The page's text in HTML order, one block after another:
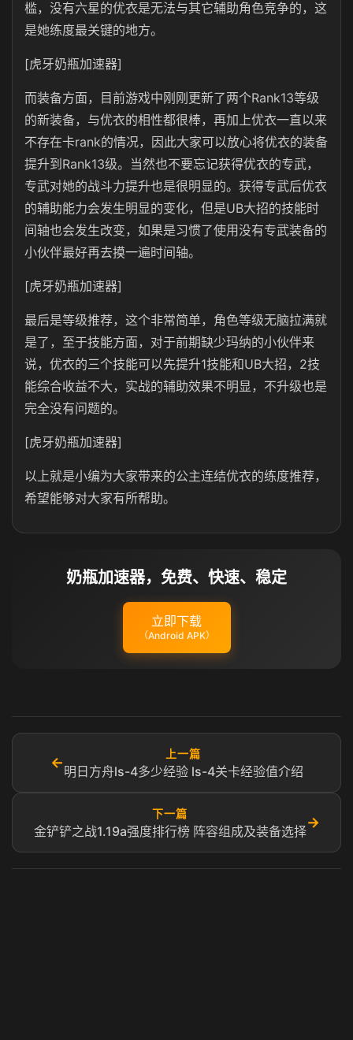
槛，没有六星的优衣是无法与其它辅助角色竞争的，这
是她练度最关键的地方。
[虎牙奶瓶加速器]
而装备方面，目前游戏中刚刚更新了两个Rank13等级
的新装备，与优衣的相性都很棒，再加上优衣一直以来
不存在卡rank的情况，因此大家可以放心将优衣的装备
提升到Rank13级。当然也不要忘记获得优衣的专武，
专武对她的战斗力提升也是很明显的。获得专武后优衣
的辅助能力会发生明显的变化，但是UB大招的技能时
间轴也会发生改变，如果是习惯了使用没有专武装备的
小伙伴最好再去摸一遍时间轴。
[虎牙奶瓶加速器]
最后是等级推荐，这个非常简单，角色等级无脑拉满就
是了，至于技能方面，对于前期缺少玛纳的小伙伴来
说，优衣的三个技能可以先提升1技能和UB大招，2技
能综合收益不大，实战的辅助效果不明显，不升级也是
完全没有问题的。
[虎牙奶瓶加速器]
以上就是小编为大家带来的公主连结优衣的练度推荐，
希望能够对大家有所帮助。
奶瓶加速器，免费、快速、稳定
立即下载
（Android APK）
←
上一篇
明日方舟ls-4多少经验 ls-4关卡经验值介绍
下一篇
金铲铲之战1.19a强度排行榜 阵容组成及装备选择
→